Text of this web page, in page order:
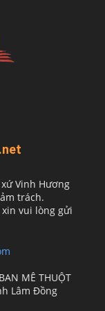
Vinh Hương
trách.
vui lòng gửi
MÊ THUỘT
Lâm Đồng